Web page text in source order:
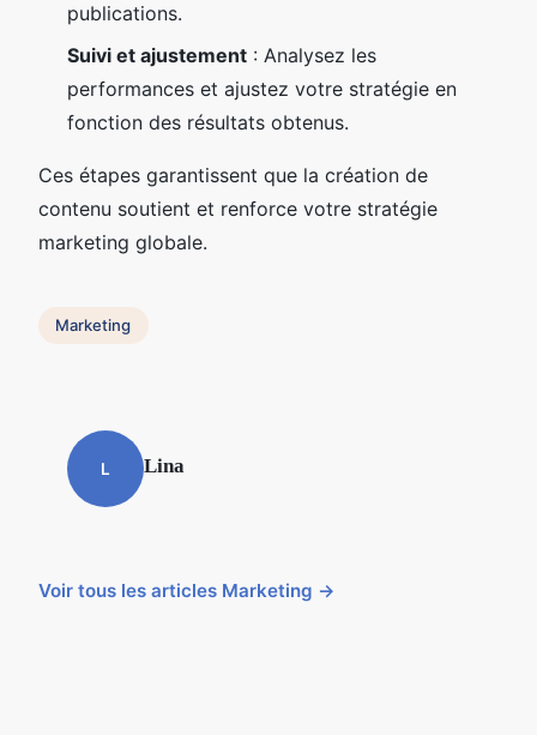
publications.
Suivi et ajustement : Analysez les
performances et ajustez votre stratégie en
fonction des résultats obtenus.
Ces étapes garantissent que la création de
contenu soutient et renforce votre stratégie
marketing globale.
Marketing
L Lina
Voir tous les articles Marketing →